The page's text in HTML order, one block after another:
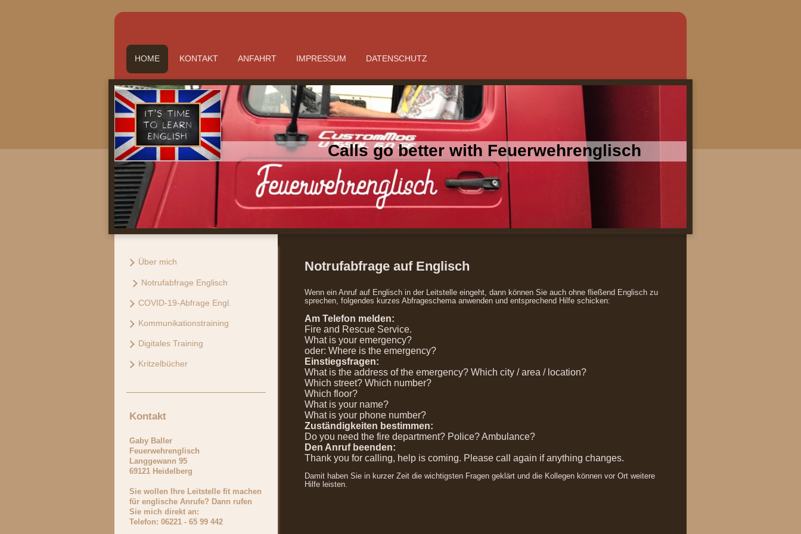
HOME KONTAKT ANFAHRT IMPRESSUM DATENSCHUTZ
Calls go better with Feuerwehrenglisch
Notrufabfrage auf Englisch
Wenn ein Anruf auf Englisch in der Leitstelle eingeht, dann können Sie auch ohne fließend Englisch zu
sprechen, folgendes kurzes Abfrageschema anwenden und entsprechend Hilfe schicken:
Am Telefon melden:
Fire and Rescue Service.
What is your emergency?
oder: Where is the emergency?
Einstiegsfragen:
What is the address of the emergency? Which city / area / location?
Which street? Which number?
Which floor?
What is your name?
What is your phone number?
Zuständigkeiten bestimmen:
Do you need the fire department? Police? Ambulance?
Den Anruf beenden:
Thank you for calling, help is coming. Please call again if anything changes.
Damit haben Sie in kurzer Zeit die wichtigsten Fragen geklärt und die Kollegen können vor Ort weitere
Hilfe leisten.
Über mich
Notrufabfrage Englisch
COVID-19-Abfrage Engl.
Kommunikationstraining
Digitales Training
Kritzelbücher
Kontakt
Gaby Baller
Feuerwehrenglisch
Langgewann 95
69121 Heidelberg
Sie wollen Ihre Leitstelle fit machen
für englische Anrufe? Dann rufen
Sie mich direkt an:
Telefon: 06221 - 65 99 442